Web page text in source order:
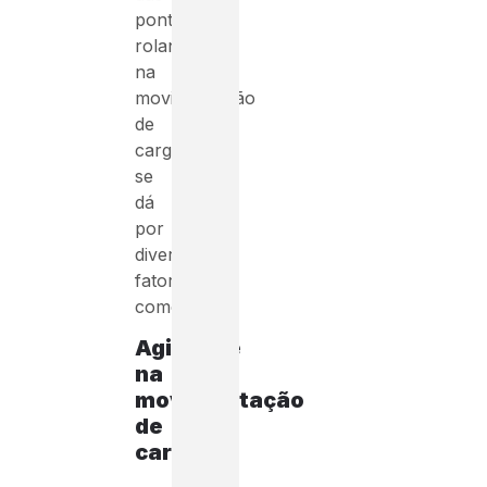
pontes
rolantes
na
movimentação
de
cargas
se
dá
por
diversos
fatores,
como:
Agilidade
na
movimentação
de
cargas: